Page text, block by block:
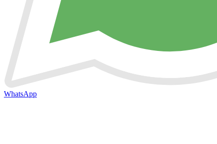
WhatsApp